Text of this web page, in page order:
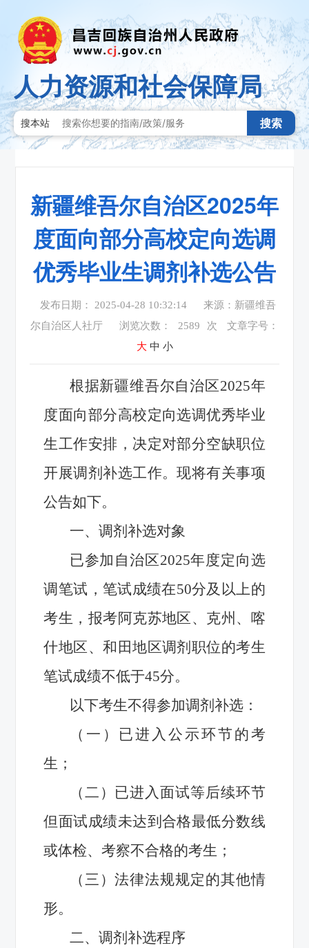
人力资源和社会保障局
搜本站 搜索
新疆维吾尔自治区2025年
度面向部分高校定向选调
优秀毕业生调剂补选公告
发布日期： 2025-04-28 10:32:14
来源：新疆维吾
尔自治区人社厅
浏览次数： 2589 次
文章字号：
大 中 小
根据新疆维吾尔自治区2025年
度面向部分高校定向选调优秀毕业
生工作安排，决定对部分空缺职位
开展调剂补选工作。现将有关事项
公告如下。
一、调剂补选对象
已参加自治区2025年度定向选
调笔试，笔试成绩在50分及以上的
考生，报考阿克苏地区、克州、喀
什地区、和田地区调剂职位的考生
笔试成绩不低于45分。
以下考生不得参加调剂补选：
（一）已进入公示环节的考
生；
（二）已进入面试等后续环节
但面试成绩未达到合格最低分数线
或体检、考察不合格的考生；
（三）法律法规规定的其他情
形。
二、调剂补选程序